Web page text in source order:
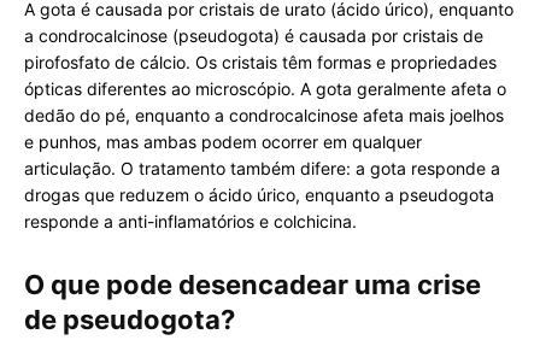
A gota é causada por cristais de urato (ácido úrico), enquanto
a condrocalcinose (pseudogota) é causada por cristais de
pirofosfato de cálcio. Os cristais têm formas e propriedades
ópticas diferentes ao microscópio. A gota geralmente afeta o
dedão do pé, enquanto a condrocalcinose afeta mais joelhos
e punhos, mas ambas podem ocorrer em qualquer
articulação. O tratamento também difere: a gota responde a
drogas que reduzem o ácido úrico, enquanto a pseudogota
responde a anti-inflamatórios e colchicina.
O que pode desencadear uma crise
de pseudogota?